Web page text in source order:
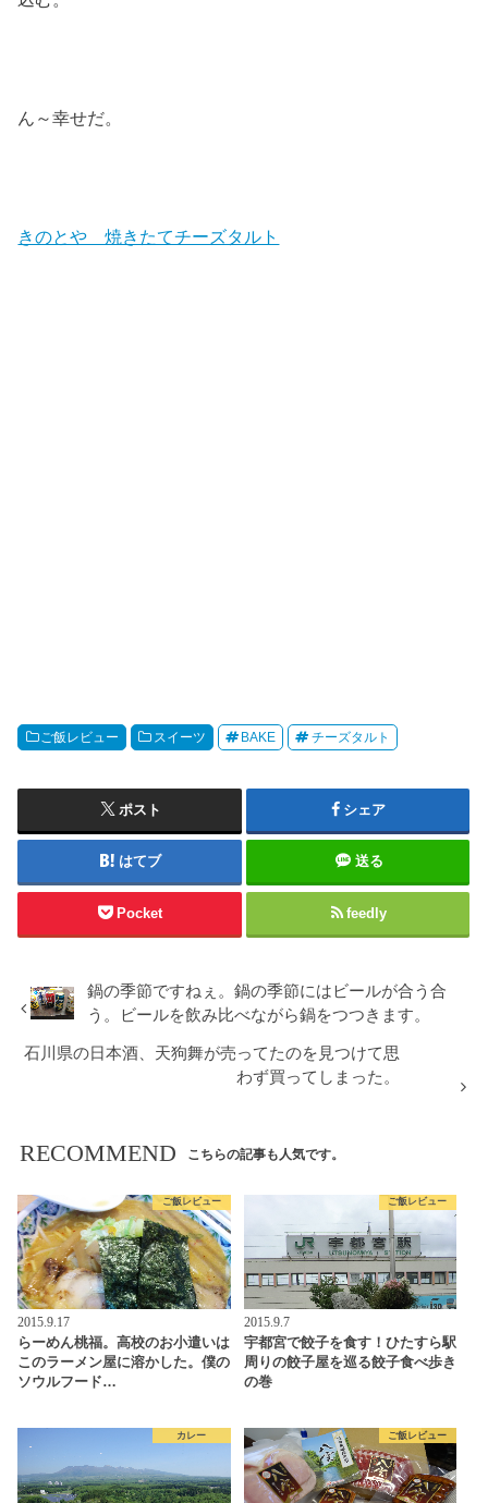
ん～幸せだ。
きのとや 焼きたてチーズタルト
ご飯レビュー スイーツ BAKE チーズタルト
ポスト シェア
はてブ 送る
Pocket feedly
鍋の季節ですねぇ。鍋の季節にはビールが合う合
う。ビールを飲み比べながら鍋をつつきます。
石川県の日本酒、天狗舞が売ってたのを見つけて思
わず買ってしまった。
RECOMMEND こちらの記事も人気です。
ご飯レビュー
2015.9.17
らーめん桃福。高校のお小遣いは
このラーメン屋に溶かした。僕の
ソウルフード…
ご飯レビュー
2015.9.7
宇都宮で餃子を食す！ひたすら駅
周りの餃子屋を巡る餃子食べ歩き
の巻
カレー ご飯レビュー